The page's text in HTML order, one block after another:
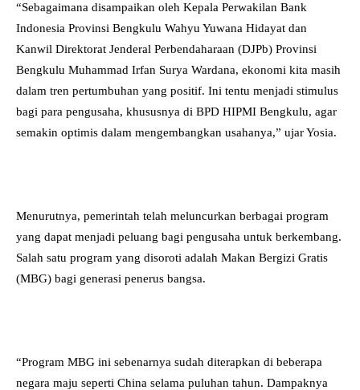
“Sebagaimana disampaikan oleh Kepala Perwakilan Bank
Indonesia Provinsi Bengkulu Wahyu Yuwana Hidayat dan
Kanwil Direktorat Jenderal Perbendaharaan (DJPb) Provinsi
Bengkulu Muhammad Irfan Surya Wardana, ekonomi kita masih
dalam tren pertumbuhan yang positif. Ini tentu menjadi stimulus
bagi para pengusaha, khususnya di BPD HIPMI Bengkulu, agar
semakin optimis dalam mengembangkan usahanya,” ujar Yosia.
Menurutnya, pemerintah telah meluncurkan berbagai program
yang dapat menjadi peluang bagi pengusaha untuk berkembang.
Salah satu program yang disoroti adalah Makan Bergizi Gratis
(MBG) bagi generasi penerus bangsa.
“Program MBG ini sebenarnya sudah diterapkan di beberapa
negara maju seperti China selama puluhan tahun. Dampaknya